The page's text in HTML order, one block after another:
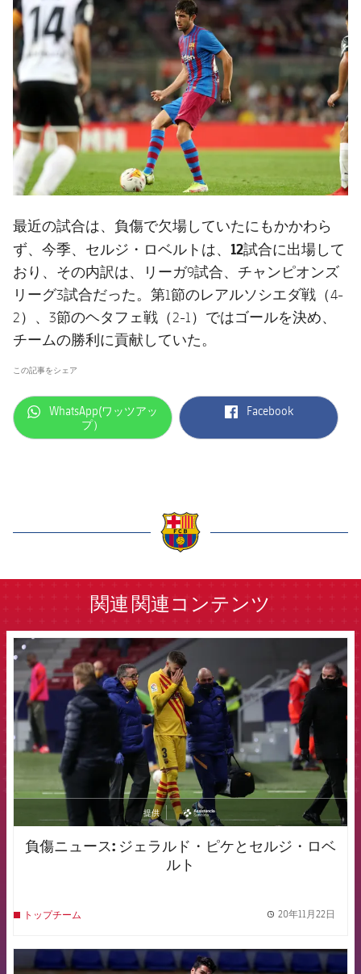
最近の試合は、負傷で欠場していたにもかかわら
ず、今季、セルジ・ロベルトは、 12試合に出場して
おり、その内訳は、リーガ9試合、チャンピオンズ
リーグ3試合だった。第1節のレアルソシエダ戦（4-
2）、3節のヘタフェ戦（2-1）ではゴールを決め、
チームの勝利に貢献していた。
この記事をシェア
label.aria.whatsapp
WhatsApp(ワッツアッ
プ）
label.aria.facebook
Facebook
関連 関連コンテンツ
FCB Barcelona badge
提供
asistencia
負傷ニュース: ジェラルド・ピケとセルジ・ロベ
ルト
トップチーム 20年11月22日
FCB Barcelona badge